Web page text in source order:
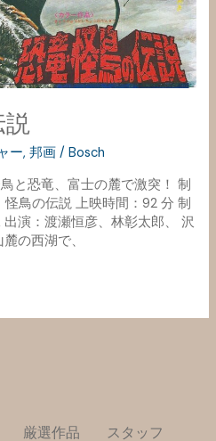
ー,邦画 /Bosch
と恐竜、富士の麓で激突！ 制
鳥の伝説 上映時間：92 分 制
演：渡瀬恒彦、林彰太郎、 沢
の西湖で、
厳選作品 スタッフ